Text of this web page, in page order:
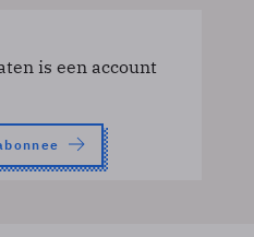
is een account